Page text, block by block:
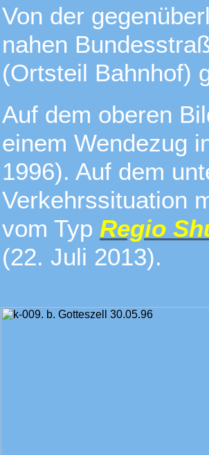
Von der
nahen
(Ortsteil Bahnhof)
Auf dem oberen
einem Wendezug
1996). Auf dem
Verkehrssituation
vom Typ Regio
(22. Juli 2013).